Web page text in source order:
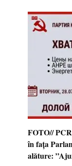
FOTO//
în fața
alăture: